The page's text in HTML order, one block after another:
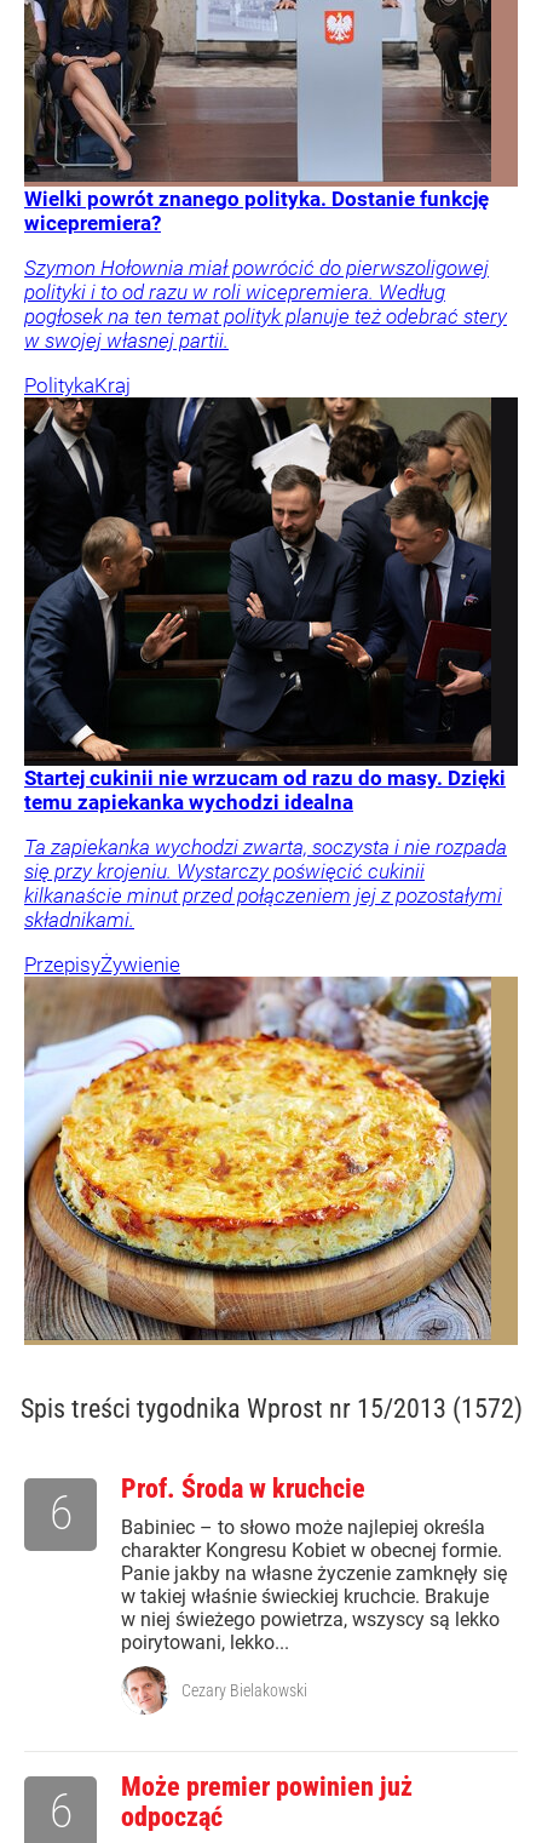
Wielki powrót znanego polityka. Dostanie funkcję
wicepremiera?
Szymon Hołownia miał powrócić do pierwszoligowej
polityki i to od razu w roli wicepremiera. Według
pogłosek na ten temat polityk planuje też odebrać stery
w swojej własnej partii.
PolitykaKraj
Startej cukinii nie wrzucam od razu do masy. Dzięki
temu zapiekanka wychodzi idealna
Ta zapiekanka wychodzi zwarta, soczysta i nie rozpada
się przy krojeniu. Wystarczy poświęcić cukinii
kilkanaście minut przed połączeniem jej z pozostałymi
składnikami.
PrzepisyŻywienie
Spis treści tygodnika Wprost nr 15/2013 (1572)
Prof. Środa w kruchcie
Babiniec – to słowo może najlepiej określa
charakter Kongresu Kobiet w obecnej formie.
Panie jakby na własne życzenie zamknęły się
w takiej właśnie świeckiej kruchcie. Brakuje
w niej świeżego powietrza, wszyscy są lekko
poirytowani, lekko...
6
Cezary Bielakowski
Może premier powinien już
odpocząć
6